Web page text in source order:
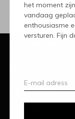
het moment
vandaag
enthousiasme
versturen. Fijn
Categorieën